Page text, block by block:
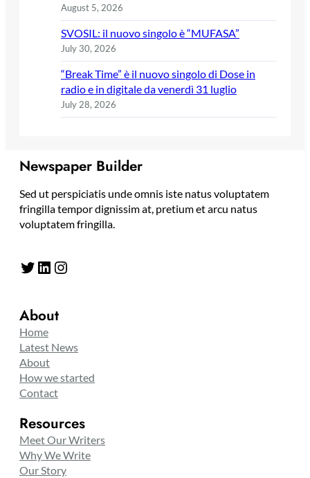
August 5, 2026
SVOSIL: il nuovo singolo è “MUFASA”
July 30, 2026
“Break Time” è il nuovo singolo di Dose in
radio e in digitale da venerdì 31 luglio
July 28, 2026
Newspaper Builder
Sed ut perspiciatis unde omnis iste natus voluptatem
fringilla tempor dignissim at, pretium et arcu natus
voluptatem fringilla.
Twitter LinkedIn Instagram
About
Home
Latest News
About
How we started
Contact
Resources
Meet Our Writers
Why We Write
Our Story